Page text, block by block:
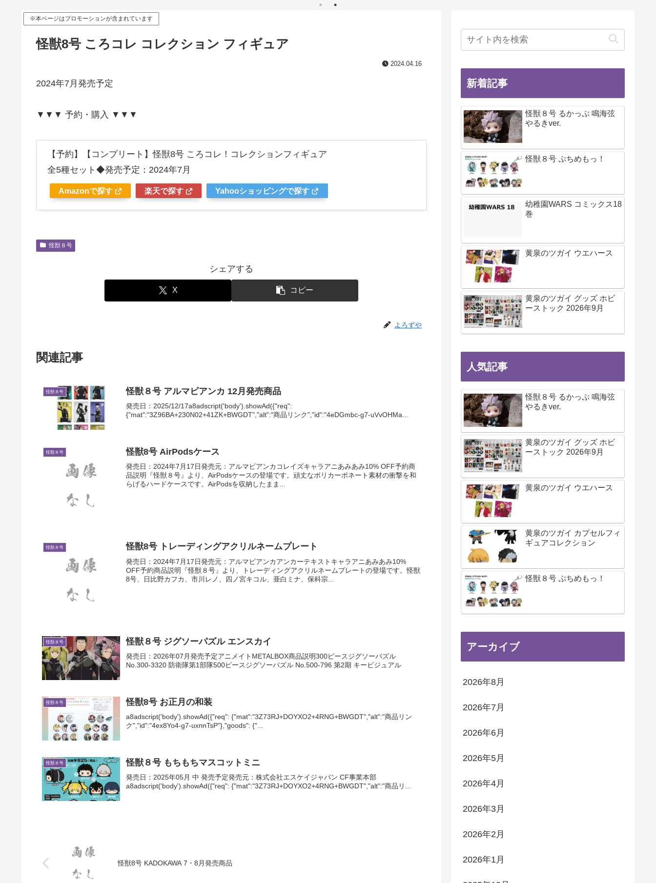
※本ページはプロモーションが含まれています
怪獣8号 ころコレ コレクション フィギュア
2024.04.16
2024年7月発売予定
▼▼▼ 予約・購入 ▼▼▼
【予約】【コンプリート】怪獣8号 ころコレ！コレクションフィギュア
全5種セット◆発売予定：2024年7月
Amazonで探す 楽天で探す Yahooショッピングで探す
怪獣８号
シェアする
X コピー
よろずや
関連記事
怪獣８号 怪獣８号 アルマビアンカ 12月発売商品
発売日：2025/12/17a8adscript('body').showAd({"req":
{"mat":"3Z96BA+230N02+41ZK+BWGDT","alt":"商品リンク","id":"4eDGmbc-g7-uVvOHMa...
怪獣８号 怪獣8号 AirPodsケース
発売日：2024年7月17日発売元：アルマビアンカコレイズキャラアニあみあみ10% OFF予約商
品説明『怪獣８号』より、AirPodsケースの登場です。頑丈なポリカーボネート素材の衝撃を和
らげるハードケースです。AirPodsを収納したまま...
怪獣８号 怪獣8号 トレーディングアクリルネームプレート
発売日：2024年7月17日発売元：アルマビアンカアンカーテキストキャラアニあみあみ10%
OFF予約商品説明『怪獣８号』より、トレーディングアクリルネームプレートの登場です。怪獣
8号、日比野カフカ、市川レノ、四ノ宮キコル、亜白ミナ、保科宗...
怪獣８号 怪獣８号 ジグソーパズル エンスカイ
発売日：2026年07月発売予定アニメイトMETALBOX商品説明300ピースジグソーパズル
No.300-3320 防衛隊第1部隊500ピースジグソーパズル No.500-796 第2期 キービジュアル
怪獣８号 怪獣8号 お正月の和装
a8adscript('body').showAd({"req": {"mat":"3Z73RJ+DOYXO2+4RNG+BWGDT","alt":"商品リン
ク","id":"4ex8Yo4-g7-uxnnTsP"},"goods": {"...
怪獣８号 怪獣８号 もちもちマスコットミニ
発売日：2025年05月 中 発売予定発売元：株式会社エスケイジャパン CF事業本部
a8adscript('body').showAd({"req": {"mat":"3Z73RJ+DOYXO2+4RNG+BWGDT","alt":"商品リ...
怪獣8号 KADOKAWA 7・8月発売商品
新着記事
怪獣８号 るかっぷ 鳴海弦
やるきver.
怪獣８号 ぷちめもっ！
幼稚園WARS コミックス18
巻
黄泉のツガイ ウエハース
黄泉のツガイ グッズ ホビ
ーストック 2026年9月
人気記事
怪獣８号 るかっぷ 鳴海弦
やるきver.
黄泉のツガイ グッズ ホビ
ーストック 2026年9月
黄泉のツガイ ウエハース
黄泉のツガイ カプセルフィ
ギュアコレクション
怪獣８号 ぷちめもっ！
アーカイブ
2026年8月
2026年7月
2026年6月
2026年5月
2026年4月
2026年3月
2026年2月
2026年1月